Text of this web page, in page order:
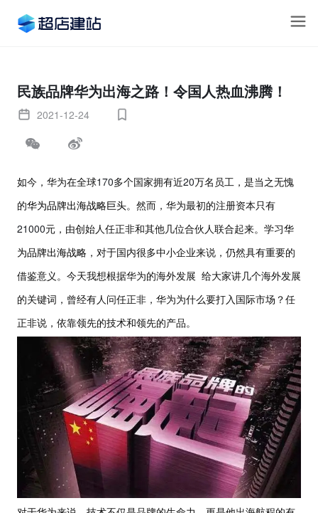
民族品牌华为出海之路！令国人热血沸腾！
2021-12-24
如今，华为在全球170多个国家拥有近20万名员工，是当之无愧
的华为品牌出海战略巨头。然而，华为最初的注册资本只有
21000元，由创始人任正非和其他几位合伙人联合起来。学习华
为品牌出海战略 ，对于国内很多中小企业来说，仍然具有重要的
借鉴意义。今天我想根据华为的海外发展 给大家讲几个海外发展
的关键词，曾经有人问任正非，华为为什么要打入国际市场？任
正非说，依靠领先的技术和领先的产品。